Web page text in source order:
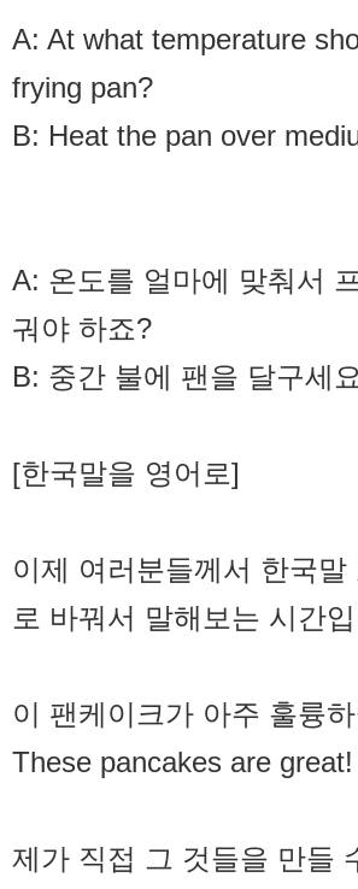
A: At what temperature
frying pan?
B: Heat the pan over
A: 온도를 얼마에 맞춰서
궈야 하죠?
B: 중간 불에 팬을 달구세
[한국말을 영어로]
이제 여러분들께서 한국말
로 바꿔서 말해보는 시간
이 팬케이크가 아주 훌륭
These pancakes are great!
제가 직접 그 것들을 만들